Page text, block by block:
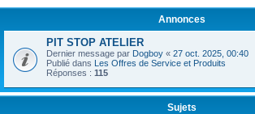
Annonces
PIT STOP ATELIER
Dernier message par Dogboy « 27 oct. 2025, 00:40
Publié dans Les Offres de Service et Produits
Réponses : 115
Sujets